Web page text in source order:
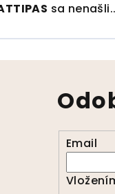
sa
Email